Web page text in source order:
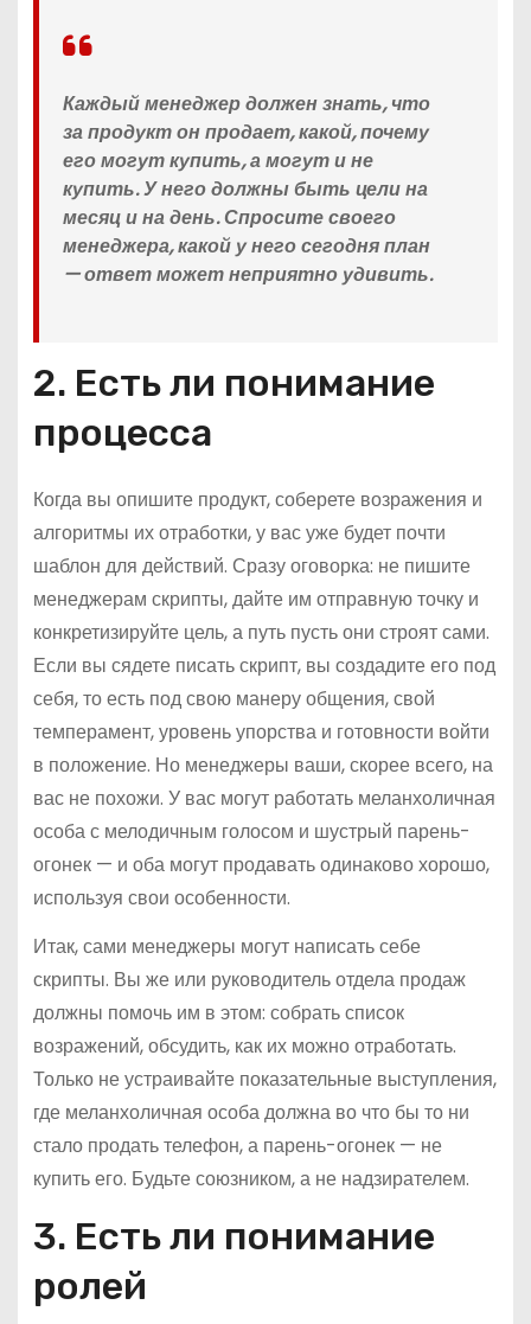
Каждый менеджер должен знать, что
за продукт он продает, какой, почему
его могут купить, а могут и не
купить. У него должны быть цели на
месяц и на день. Спросите своего
менеджера, какой у него сегодня план
— ответ может неприятно удивить.
2. Есть ли понимание
процесса
Когда вы опишите продукт, соберете возражения и
алгоритмы их отработки, у вас уже будет почти
шаблон для действий. Сразу оговорка: не пишите
менеджерам скрипты, дайте им отправную точку и
конкретизируйте цель, а путь пусть они строят сами.
Если вы сядете писать скрипт, вы создадите его под
себя, то есть под свою манеру общения, свой
темперамент, уровень упорства и готовности войти
в положение. Но менеджеры ваши, скорее всего, на
вас не похожи. У вас могут работать меланхоличная
особа с мелодичным голосом и шустрый парень-
огонек — и оба могут продавать одинаково хорошо,
используя свои особенности.
Итак, сами менеджеры могут написать себе
скрипты. Вы же или руководитель отдела продаж
должны помочь им в этом: собрать список
возражений, обсудить, как их можно отработать.
Только не устраивайте показательные выступления,
где меланхоличная особа должна во что бы то ни
стало продать телефон, а парень-огонек — не
купить его. Будьте союзником, а не надзирателем.
3. Есть ли понимание
ролей